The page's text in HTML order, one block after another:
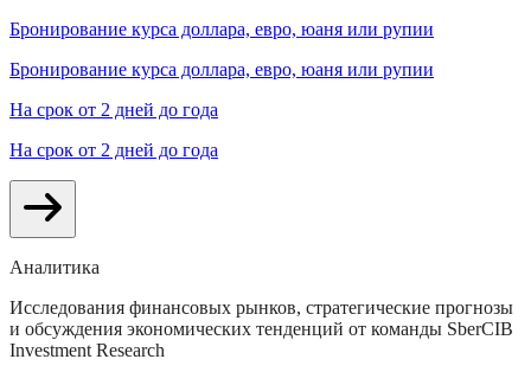
Бронирование курса доллара, евро, юаня или рупии
Бронирование курса доллара, евро, юаня или рупии
На срок от 2 дней до года
На срок от 2 дней до года
Аналитика
Исследования финансовых рынков, стратегические прогнозы
и обсуждения экономических тенденций от команды SberCIB
Investment Research